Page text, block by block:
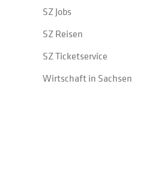
SZ Jobs
SZ Reisen
SZ Ticketservice
Wirtschaft in Sachsen